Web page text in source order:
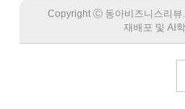
Copyright Ⓒ 동아비즈니스리뷰
재배포 및 AI